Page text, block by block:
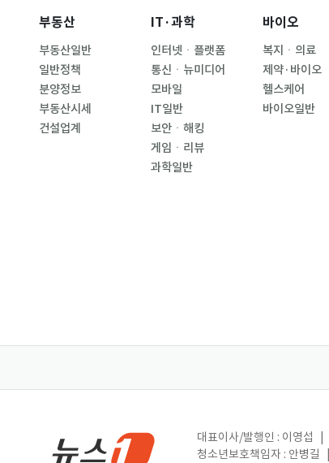
부동산
부동산일반
일반정책
분양정보
부동산시세
건설업계
IT·과학
인터넷ㆍ플랫폼
통신ㆍ뉴미디어
모바일
IT일반
보안ㆍ해킹
게임ㆍ리뷰
과학일반
바이오
복지ㆍ의료
제약·바이오
헬스케어
바이오일반
대표이사/발행인 : 이영섭
청소년보호책임자 : 안병길